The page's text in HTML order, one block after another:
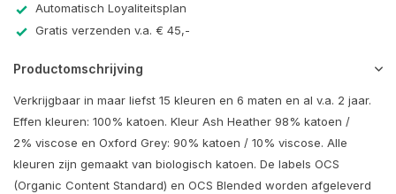
Automatisch Loyaliteitsplan
Gratis verzenden v.a. € 45,-
Productomschrijving
Verkrijgbaar in maar liefst 15 kleuren en 6 maten en al v.a. 2 jaar.
Effen kleuren: 100% katoen. Kleur Ash Heather 98% katoen /
2% viscose en Oxford Grey: 90% katoen / 10% viscose. Alle
kleuren zijn gemaakt van biologisch katoen. De labels OCS
(Organic Content Standard) en OCS Blended worden afgeleverd